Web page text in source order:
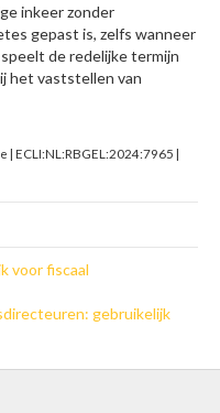
inkeer zonder
gepast is, zelfs wanneer
de redelijke termijn
het vaststellen van
ECLI:NL:RBGEL:2024:7965 |
voor fiscaal
gebruikelijk